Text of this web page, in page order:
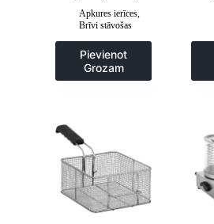
Apkures ierīces,
Brīvi stāvošas
Frites un cepšanas
iekārtas,
Gastronomija
Pievienot
Grozam